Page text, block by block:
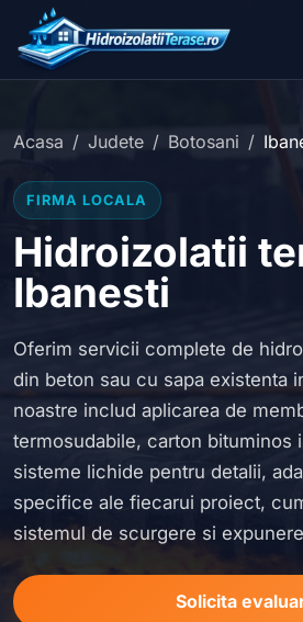
Acasa Judete Botosani
FIRMA LOCALA
Hidroizolatii
Ibanesti
Oferim servicii complete de
din beton sau cu sapa existenta
noastre includ aplicarea de
termosudabile, carton bituminos
sisteme lichide pentru detalii,
specifice ale fiecarui proiect,
sistemul de scurgere si
Solicita